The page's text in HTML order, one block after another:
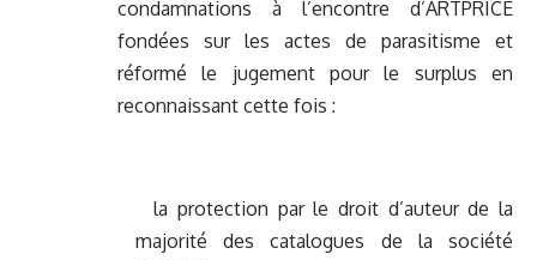
condamnations à l’encontre d’ARTPRICE
fondées sur les actes de parasitisme et
réformé le jugement pour le surplus en
reconnaissant cette fois :
la protection par le droit d’auteur de la
majorité des catalogues de la société